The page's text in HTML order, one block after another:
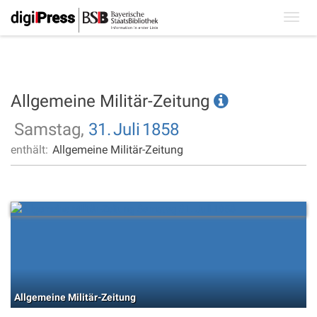
Allgemeine Militär-Zeitung
Samstag, 31.Juli 1858
enthält: Allgemeine Militär-Zeitung
Allgemeine Militär-Zeitung